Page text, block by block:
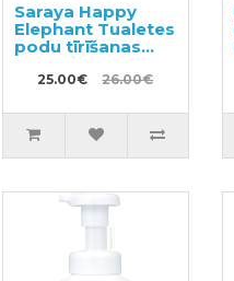
Saraya Happy
Elephant Tualetes
podu tīrīšanas
līdzeklis 400ml +
pildviela 350ml
25.00€ 26.00€